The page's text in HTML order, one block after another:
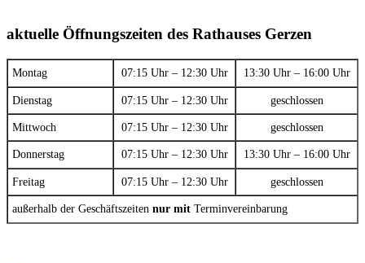
aktuelle Öffnungszeiten des Rathauses Gerzen
Montag 07:15 Uhr – 12:30 Uhr 13:30 Uhr – 16:00 Uhr
Dienstag 07:15 Uhr – 12:30 Uhr geschlossen
Mittwoch 07:15 Uhr – 12:30 Uhr geschlossen
Donnerstag 07:15 Uhr – 12:30 Uhr 13:30 Uhr – 16:00 Uhr
Freitag 07:15 Uhr – 12:30 Uhr geschlossen
außerhalb der Geschäftszeiten nur mit Terminvereinbarung